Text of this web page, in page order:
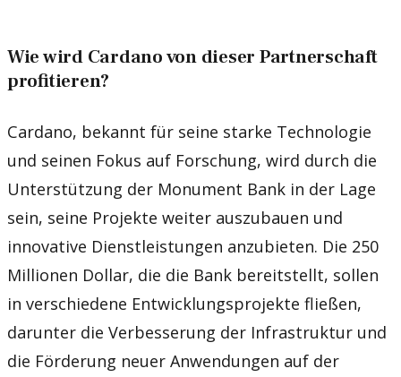
Wie wird Cardano von dieser Partnerschaft
profitieren?
Cardano, bekannt für seine starke Technologie
und seinen Fokus auf Forschung, wird durch die
Unterstützung der Monument Bank in der Lage
sein, seine Projekte weiter auszubauen und
innovative Dienstleistungen anzubieten. Die 250
Millionen Dollar, die die Bank bereitstellt, sollen
in verschiedene Entwicklungsprojekte fließen,
darunter die Verbesserung der Infrastruktur und
die Förderung neuer Anwendungen auf der